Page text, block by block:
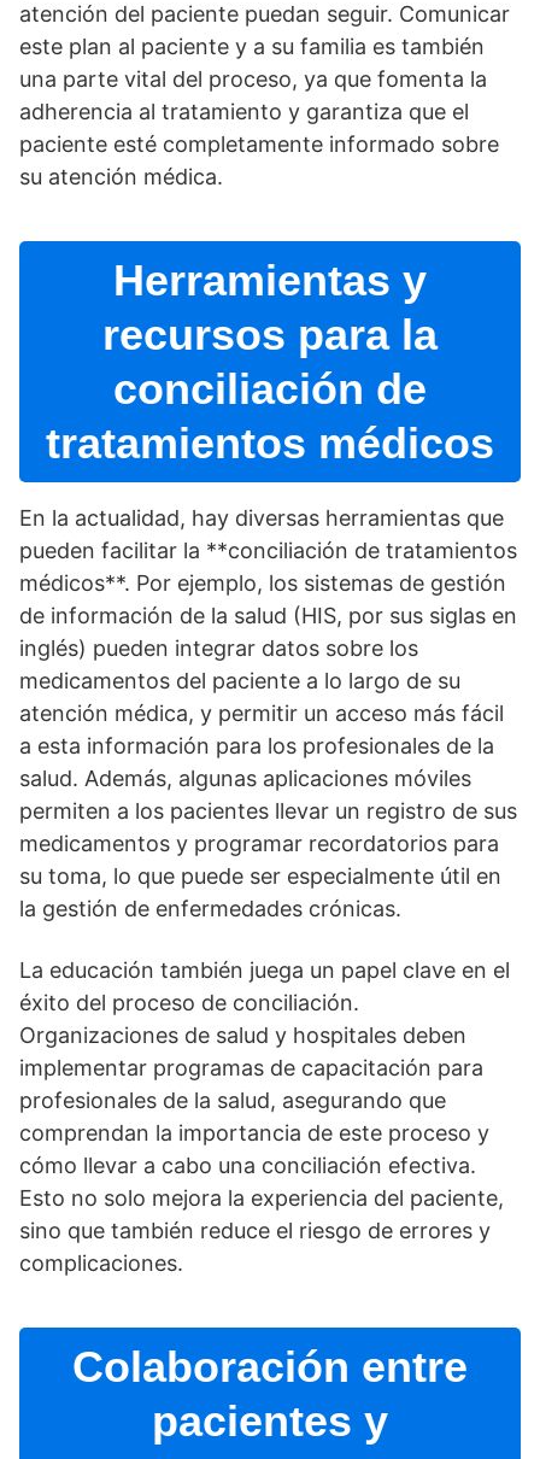
atención del paciente puedan seguir. Comunicar
este plan al paciente y a su familia es también
una parte vital del proceso, ya que fomenta la
adherencia al tratamiento y garantiza que el
paciente esté completamente informado sobre
su atención médica.
Herramientas y
recursos para la
conciliación de
tratamientos médicos
En la actualidad, hay diversas herramientas que
pueden facilitar la **conciliación de tratamientos
médicos**. Por ejemplo, los sistemas de gestión
de información de la salud (HIS, por sus siglas en
inglés) pueden integrar datos sobre los
medicamentos del paciente a lo largo de su
atención médica, y permitir un acceso más fácil
a esta información para los profesionales de la
salud. Además, algunas aplicaciones móviles
permiten a los pacientes llevar un registro de sus
medicamentos y programar recordatorios para
su toma, lo que puede ser especialmente útil en
la gestión de enfermedades crónicas.
La educación también juega un papel clave en el
éxito del proceso de conciliación.
Organizaciones de salud y hospitales deben
implementar programas de capacitación para
profesionales de la salud, asegurando que
comprendan la importancia de este proceso y
cómo llevar a cabo una conciliación efectiva.
Esto no solo mejora la experiencia del paciente,
sino que también reduce el riesgo de errores y
complicaciones.
Colaboración entre
pacientes y